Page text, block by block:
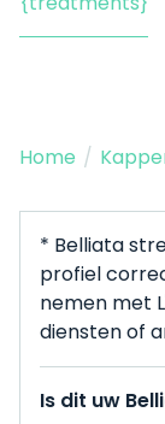
Home /
* Belliata
profiel
nemen met
diensten of
Is dit uw